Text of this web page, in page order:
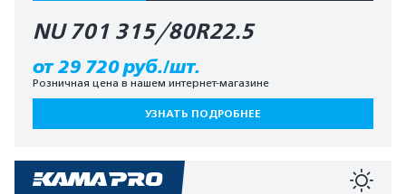
NU 701 315/80R22.5
от 29 720 руб./шт.
Розничная цена в нашем интернет-магазине
УЗНАТЬ ПОДРОБНЕЕ